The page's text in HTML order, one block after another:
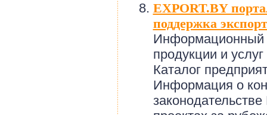
EXPORT.BY
поддержка
Информационный
продукции и
Каталог
Информация о